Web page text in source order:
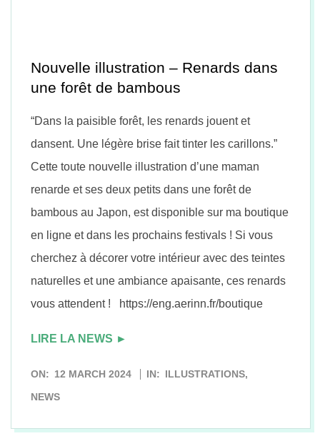
Nouvelle illustration – Renards dans
une forêt de bambous
“Dans la paisible forêt, les renards jouent et
dansent. Une légère brise fait tinter les carillons.”
Cette toute nouvelle illustration d’une maman
renarde et ses deux petits dans une forêt de
bambous au Japon, est disponible sur ma boutique
en ligne et dans les prochains festivals ! Si vous
cherchez à décorer votre intérieur avec des teintes
naturelles et une ambiance apaisante, ces renards
vous attendent ! https://eng.aerinn.fr/boutique
LIRE LA NEWS ►
2024-
03-
ON: 12 MARCH 2024 IN: ILLUSTRATIONS,
NEWS